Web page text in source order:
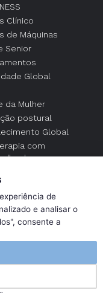
Clínico
de Máquinas
Senior
Global
da Mulher
postural
Global
com
AO
ByBluesoft
de
e analisar o
consente a